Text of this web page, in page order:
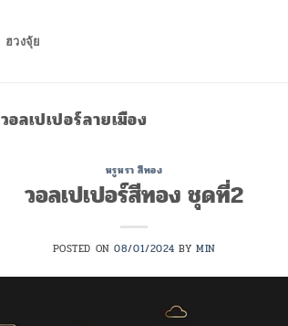
ฮวงจุ้ย
วอลเปเปอร์ลายเมือง
หรูหรา สีทอง
วอลเปเปอร์สีทอง ชุดที่2
POSTED ON08/01/2024 BYMIN